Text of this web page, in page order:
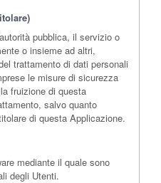
pubblica, il servizio o
o insieme ad altri,
trattamento di dati personali
le misure di sicurezza
fruizione di questa
salvo quanto
di questa Applicazione.
mediante il quale sono
degli Utenti.